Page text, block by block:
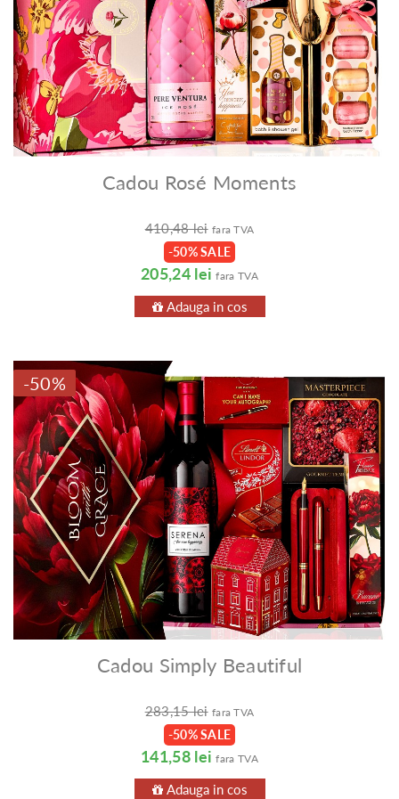
Cadou Rosé Moments
410,48 lei fara TVA
-50% SALE
205,24 lei fara TVA
Adauga in cos
-50%
Cadou Simply Beautiful
283,15 lei fara TVA
-50% SALE
141,58 lei fara TVA
Adauga in cos